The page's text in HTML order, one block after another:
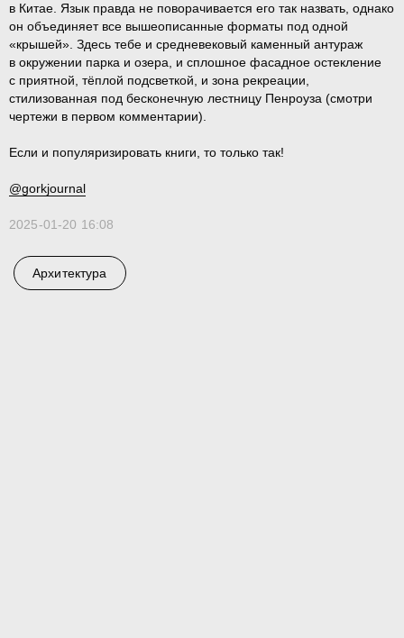
в Китае. Язык правда не поворачивается его так назвать, однако
он объединяет все вышеописанные форматы под одной
«крышей». Здесь тебе и средневековый каменный антураж
в окружении парка и озера, и сплошное фасадное остекление
с приятной, тёплой подсветкой, и зона рекреации,
стилизованная под бесконечную лестницу Пенроуза (смотри
чертежи в первом комментарии).
Если и популяризировать книги, то только так!
@gorkjournal
2025-01-20 16:08
Архитектура